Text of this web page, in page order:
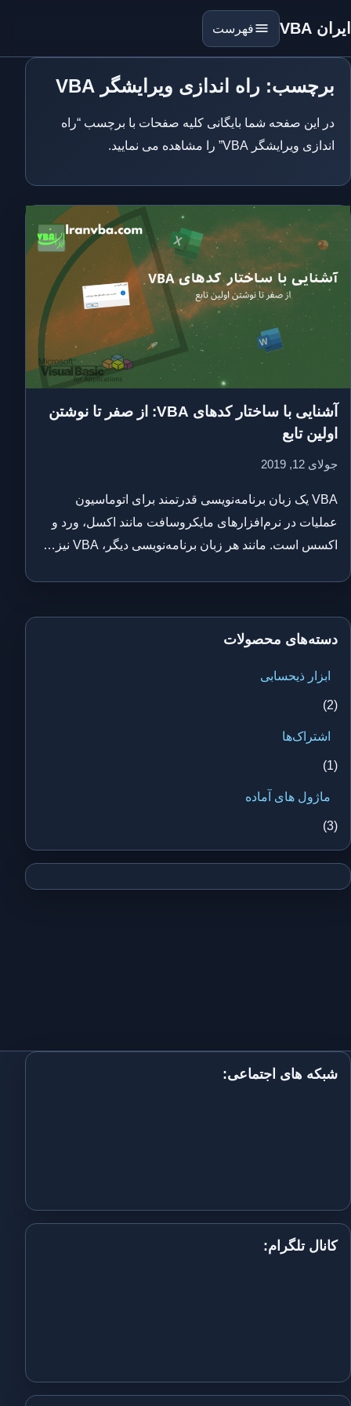
ایران VBA فهرست
برچسب: راه اندازی ویرایشگر VBA
در این صفحه شما بایگانی کلیه صفحات با برچسب “راه
اندازی ویرایشگر VBA” را مشاهده می نمایید.
آشنایی با ساختار کدهای VBA: از صفر تا نوشتن
اولین تابع
جولای 12, 2019
VBA یک زبان برنامه‌نویسی قدرتمند برای اتوماسیون
عملیات در نرم‌افزارهای مایکروسافت مانند اکسل، ورد و
اکسس است. مانند هر زبان برنامه‌نویسی دیگر، VBA نیز…
دسته‌های محصولات
ابزار ذیحسابی
(2)
اشتراک‌ها
(1)
ماژول های آماده
(3)
شبکه های اجتماعی:
کانال تلگرام: